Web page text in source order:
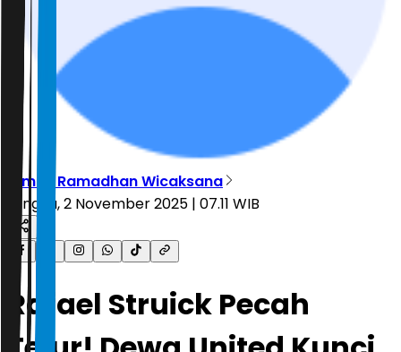
Dimas Ramadhan Wicaksana
Minggu, 2 November 2025 | 07.11 WIB
Rafael Struick Pecah